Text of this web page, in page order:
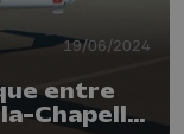
19/06/2024
entre
Chapelle